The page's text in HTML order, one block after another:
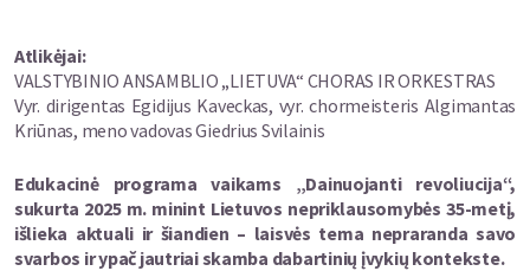
Atlikėjai:
VALSTYBINIO ANSAMBLIO „LIETUVA“ CHORAS IR ORKESTRAS
Vyr. dirigentas Egidijus Kaveckas, vyr. chormeisteris Algimantas
Kriūnas, meno vadovas Giedrius Svilainis
Edukacinė programa vaikams „Dainuojanti revoliucija“,
sukurta 2025 m. minint Lietuvos nepriklausomybės 35-metį,
išlieka aktuali ir šiandien – laisvės tema nepraranda savo
svarbos ir ypač jautriai skamba dabartinių įvykių kontekste.